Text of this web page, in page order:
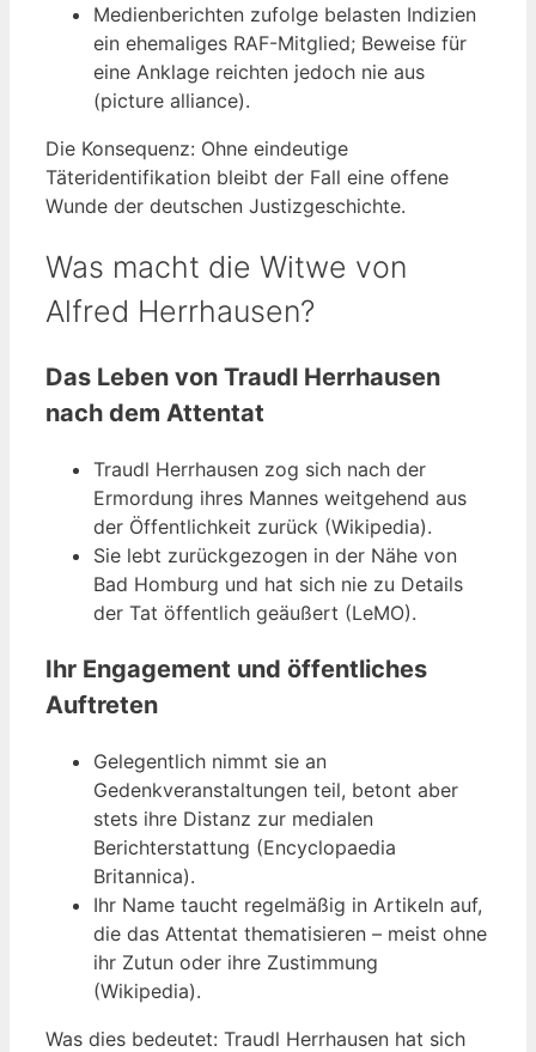
Medienberichten zufolge belasten Indizien
ein ehemaliges RAF-Mitglied; Beweise für
eine Anklage reichten jedoch nie aus
(picture alliance).
Die Konsequenz: Ohne eindeutige
Täteridentifikation bleibt der Fall eine offene
Wunde der deutschen Justizgeschichte.
Was macht die Witwe von
Alfred Herrhausen?
Das Leben von Traudl Herrhausen
nach dem Attentat
Traudl Herrhausen zog sich nach der
Ermordung ihres Mannes weitgehend aus
der Öffentlichkeit zurück (Wikipedia).
Sie lebt zurückgezogen in der Nähe von
Bad Homburg und hat sich nie zu Details
der Tat öffentlich geäußert (LeMO).
Ihr Engagement und öffentliches
Auftreten
Gelegentlich nimmt sie an
Gedenkveranstaltungen teil, betont aber
stets ihre Distanz zur medialen
Berichterstattung (Encyclopaedia
Britannica).
Ihr Name taucht regelmäßig in Artikeln auf,
die das Attentat thematisieren – meist ohne
ihr Zutun oder ihre Zustimmung
(Wikipedia).
Was dies bedeutet: Traudl Herrhausen hat sich